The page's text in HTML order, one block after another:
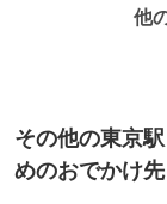
他
その他の東京
めのおでかけ先